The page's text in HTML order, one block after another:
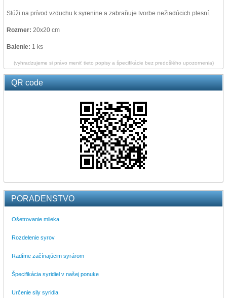
PORADENSTVO
Ošetrovanie mlieka
Rozdelenie syrov
Radíme začínajúcim syrárom
Špecifikácia syridiel v našej ponuke
Určenie sily syridla
Slúži na prívod vzduchu k syrenine a zabraňuje tvorbe nežiadúcich plesní.
Rozmer: 20x20 cm
Balenie: 1 ks
(vyhradzujeme si právo meniť tieto popisy a špecifikácie bez predošlého upozornenia)
QR code